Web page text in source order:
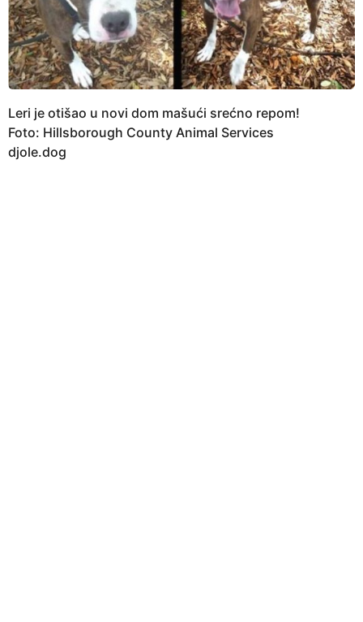
Leri je otišao u novi dom mašući srećno repom!
Foto: Hillsborough County Animal Services
djole.dog